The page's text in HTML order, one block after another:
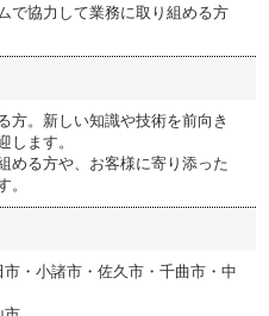
で協力して業務に取り組める方
方。新しい知識や技術を前向き
します。
める方や、お客様に寄り添った
。
・小諸市・佐久市・千曲市・中